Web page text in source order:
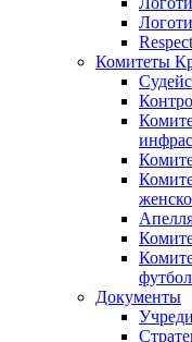
Respect
Комитеты
Документы